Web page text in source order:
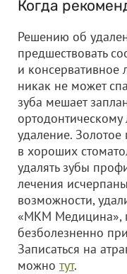
Когда
Решению об
предшествовать
и консервативное
никак не может
зуба мешает
удаление. Золотое
в хороших
удалять зубы
лечения
возможности,
«МКМ Медицина»,
безболезненно
Записаться на
можно тут.